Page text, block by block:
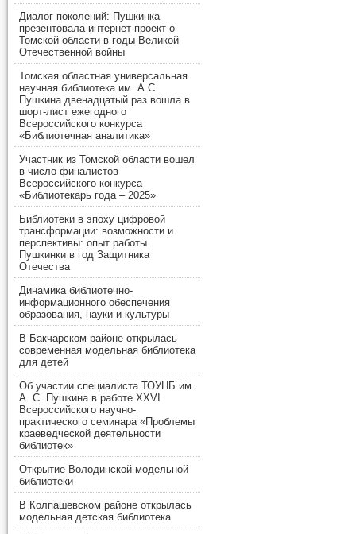
Диалог поколений: Пушкинка
презентовала интернет-проект о
Томской области в годы Великой
Отечественной войны
Томская областная универсальная
научная библиотека им. А.С.
Пушкина двенадцатый раз вошла в
шорт-лист ежегодного
Всероссийского конкурса
«Библиотечная аналитика»
Участник из Томской области вошел
в число финалистов
Всероссийского конкурса
«Библиотекарь года – 2025»
Библиотеки в эпоху цифровой
трансформации: возможности и
перспективы: опыт работы
Пушкинки в год Защитника
Отечества
Динамика библиотечно-
информационного обеспечения
образования, науки и культуры
В Бакчарском районе открылась
современная модельная библиотека
для детей
Об участии специалиста ТОУНБ им.
А. С. Пушкина в работе XXVI
Всероссийского научно-
практического семинара «Проблемы
краеведческой деятельности
библиотек»
Открытие Володинской модельной
библиотеки
В Колпашевском районе открылась
модельная детская библиотека